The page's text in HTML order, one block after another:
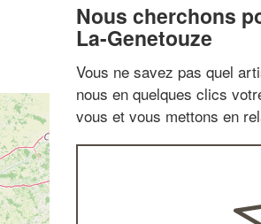
Nous cherchons
La-Genetouze
Vous ne savez pas quel
nous en quelques clics
vous et vous mettons en